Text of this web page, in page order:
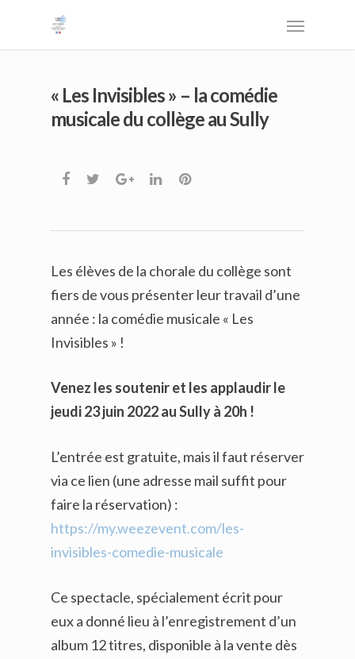
« Les Invisibles » – la comédie
musicale du collège au Sully
Les élèves de la chorale du collège sont
fiers de vous présenter leur travail d’une
année : la comédie musicale « Les
Invisibles » !
Venez les soutenir et les applaudir le
jeudi 23 juin 2022 au Sully à 20h !
L’entrée est gratuite, mais il faut réserver
via ce lien (une adresse mail suffit pour
faire la réservation) :
https://my.weezevent.com/les-
invisibles-comedie-musicale
Ce spectacle, spécialement écrit pour
eux a donné lieu à l’enregistrement d’un
album 12 titres, disponible à la vente dès